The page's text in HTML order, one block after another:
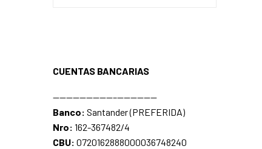
CUENTAS BANCARIAS
—————————–——————
Banco: Santander (PREFERIDA)
Nro: 162-367482/4
CBU: 0720162888000036748240